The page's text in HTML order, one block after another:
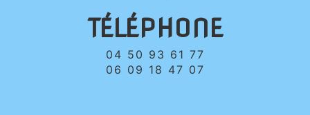
TÉLÉPHONE
04 50 93 61 77
06 09 18 47 07